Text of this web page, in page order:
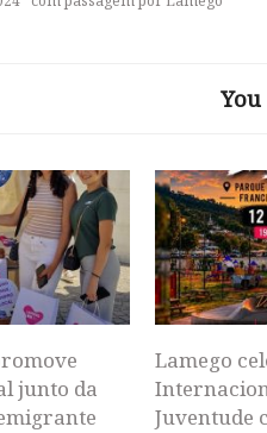
junto da
Lamego
Juventude